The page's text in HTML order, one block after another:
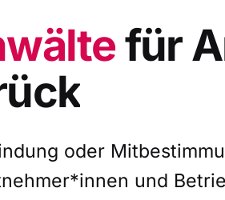
für
oder
und